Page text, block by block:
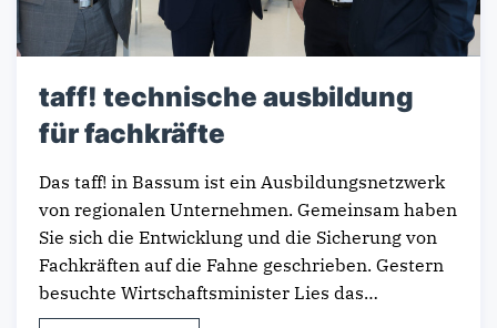
taff! technische ausbildung
für fachkräfte
Das taff! in Bassum ist ein Ausbildungsnetzwerk
von regionalen Unternehmen. Gemeinsam haben
Sie sich die Entwicklung und die Sicherung von
Fachkräften auf die Fahne geschrieben. Gestern
besuchte Wirtschaftsminister Lies das…